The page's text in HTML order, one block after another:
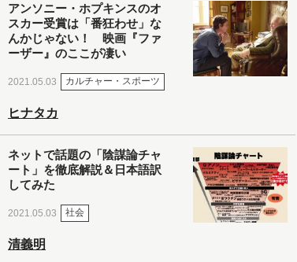
アンソニー・ホプキンスのオ
スカー受賞は「番狂わせ」な
んかじゃない！ 映画『ファ
ーザー』のここが凄い
2021.05.03 カルチャー・スポーツ
ヒナタカ
ネットで話題の「陰謀論チャ
ート」を徹底解説＆日本語訳
してみた
2021.05.03 社会
清義明